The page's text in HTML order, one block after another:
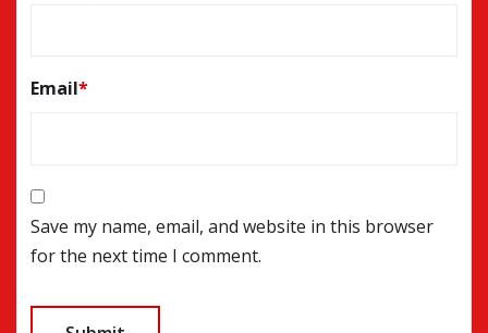
Email*
Save my name, email, and website in this browser
for the next time I comment.